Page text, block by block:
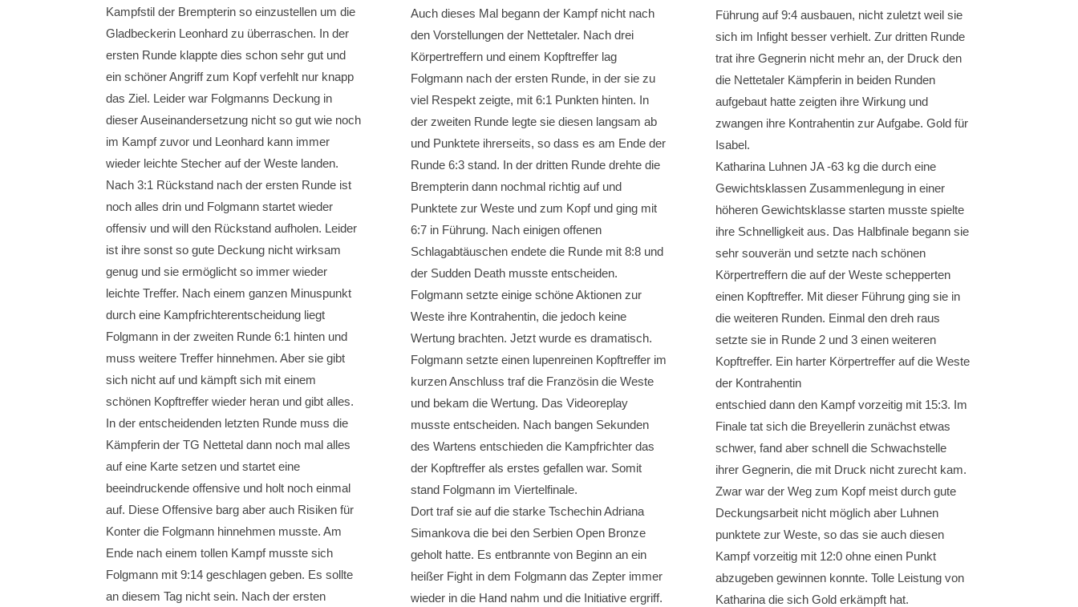
Kampfstil der Brempterin so einzustellen um die
Gladbeckerin Leonhard zu überraschen. In der
ersten Runde klappte dies schon sehr gut und
ein schöner Angriff zum Kopf verfehlt nur knapp
das Ziel. Leider war Folgmanns Deckung in
dieser Auseinandersetzung nicht so gut wie noch
im Kampf zuvor und Leonhard kann immer
wieder leichte Stecher auf der Weste landen.
Nach 3:1 Rückstand nach der ersten Runde ist
noch alles drin und Folgmann startet wieder
offensiv und will den Rückstand aufholen. Leider
ist ihre sonst so gute Deckung nicht wirksam
genug und sie ermöglicht so immer wieder
leichte Treffer. Nach einem ganzen Minuspunkt
durch eine Kampfrichterentscheidung liegt
Folgmann in der zweiten Runde 6:1 hinten und
muss weitere Treffer hinnehmen. Aber sie gibt
sich nicht auf und kämpft sich mit einem
schönen Kopftreffer wieder heran und gibt alles.
In der entscheidenden letzten Runde muss die
Kämpferin der TG Nettetal dann noch mal alles
auf eine Karte setzen und startet eine
beeindruckende offensive und holt noch einmal
auf. Diese Offensive barg aber auch Risiken für
Konter die Folgmann hinnehmen musste. Am
Ende nach einem tollen Kampf musste sich
Folgmann mit 9:14 geschlagen geben. Es sollte
an diesem Tag nicht sein. Nach der ersten
Auch dieses Mal begann der Kampf nicht nach
den Vorstellungen der Nettetaler. Nach drei
Körpertreffern und einem Kopftreffer lag
Folgmann nach der ersten Runde, in der sie zu
viel Respekt zeigte, mit 6:1 Punkten hinten. In
der zweiten Runde legte sie diesen langsam ab
und Punktete ihrerseits, so dass es am Ende der
Runde 6:3 stand. In der dritten Runde drehte die
Brempterin dann nochmal richtig auf und
Punktete zur Weste und zum Kopf und ging mit
6:7 in Führung. Nach einigen offenen
Schlagabtäuschen endete die Runde mit 8:8 und
der Sudden Death musste entscheiden.
Folgmann setzte einige schöne Aktionen zur
Weste ihre Kontrahentin, die jedoch keine
Wertung brachten. Jetzt wurde es dramatisch.
Folgmann setzte einen lupenreinen Kopftreffer im
kurzen Anschluss traf die Französin die Weste
und bekam die Wertung. Das Videoreplay
musste entscheiden. Nach bangen Sekunden
des Wartens entschieden die Kampfrichter das
der Kopftreffer als erstes gefallen war. Somit
stand Folgmann im Viertelfinale.
Dort traf sie auf die starke Tschechin Adriana
Simankova die bei den Serbien Open Bronze
geholt hatte. Es entbrannte von Beginn an ein
heißer Fight in dem Folgmann das Zepter immer
wieder in die Hand nahm und die Initiative ergriff.
Führung auf 9:4 ausbauen, nicht zuletzt weil sie
sich im Infight besser verhielt. Zur dritten Runde
trat ihre Gegnerin nicht mehr an, der Druck den
die Nettetaler Kämpferin in beiden Runden
aufgebaut hatte zeigten ihre Wirkung und
zwangen ihre Kontrahentin zur Aufgabe. Gold für
Isabel.
Katharina Luhnen JA -63 kg die durch eine
Gewichtsklassen Zusammenlegung in einer
höheren Gewichtsklasse starten musste spielte
ihre Schnelligkeit aus. Das Halbfinale begann sie
sehr souverän und setzte nach schönen
Körpertreffern die auf der Weste schepperten
einen Kopftreffer. Mit dieser Führung ging sie in
die weiteren Runden. Einmal den dreh raus
setzte sie in Runde 2 und 3 einen weiteren
Kopftreffer. Ein harter Körpertreffer auf die Weste
der Kontrahentin
entschied dann den Kampf vorzeitig mit 15:3. Im
Finale tat sich die Breyellerin zunächst etwas
schwer, fand aber schnell die Schwachstelle
ihrer Gegnerin, die mit Druck nicht zurecht kam.
Zwar war der Weg zum Kopf meist durch gute
Deckungsarbeit nicht möglich aber Luhnen
punktete zur Weste, so das sie auch diesen
Kampf vorzeitig mit 12:0 ohne einen Punkt
abzugeben gewinnen konnte. Tolle Leistung von
Katharina die sich Gold erkämpft hat.